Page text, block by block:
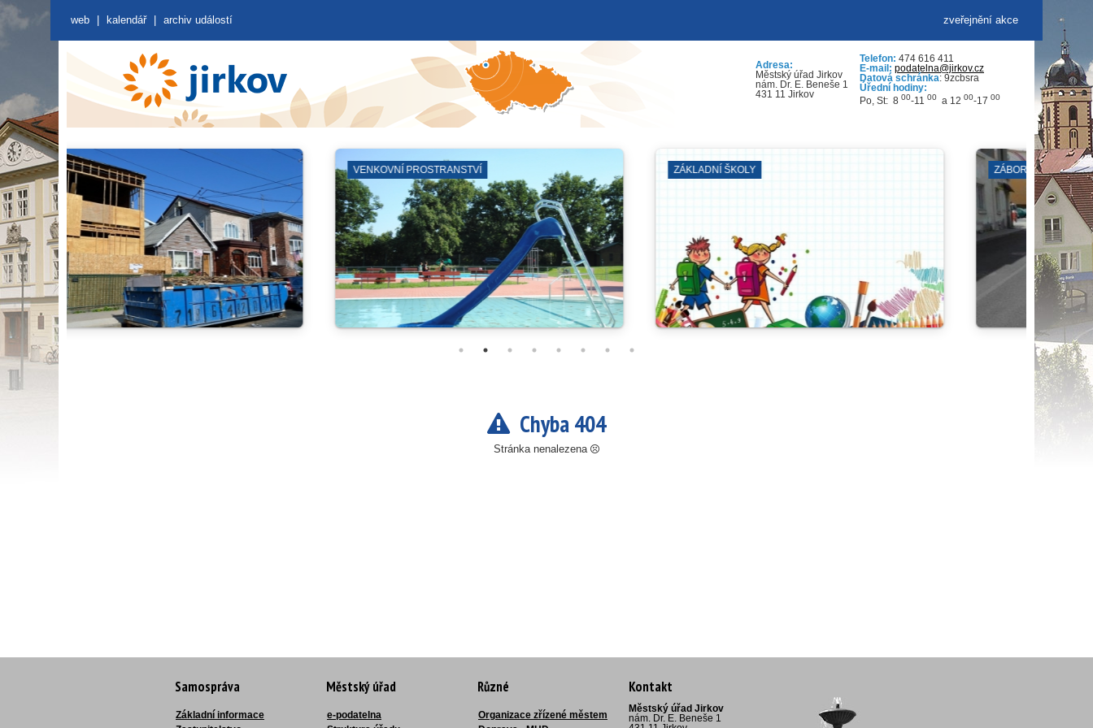
zveřejnění akce
web kalendář archiv událostí
Adresa:
Městský úřad Jirkov
nám. Dr. E. Beneše 1
431 11 Jirkov
Telefon: 474 616 411
E-mail: podatelna@jirkov.cz
Datová schránka: 9zcbsra
Úřední hodiny:
Po, St: 8 00-11 00 a 12 00-17 00
ZÁKLADNÍ ŠKOLY ZÁBORY ČERVENÝ HRÁDEK ODSTÁVKY
Chyba 404
Stránka nenalezena
Samospráva
Základní informace
Městský úřad
e-podatelna
Různé
Organizace zřízené městem
Kontakt
Městský úřad Jirkov
nám. Dr. E. Beneše 1